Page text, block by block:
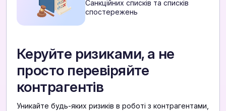
Санкційних списків та списків
спостережень
Керуйте ризиками, а не
просто перевіряйте
контрагентів
Уникайте будь-яких ризиків в роботі з контрагентами,